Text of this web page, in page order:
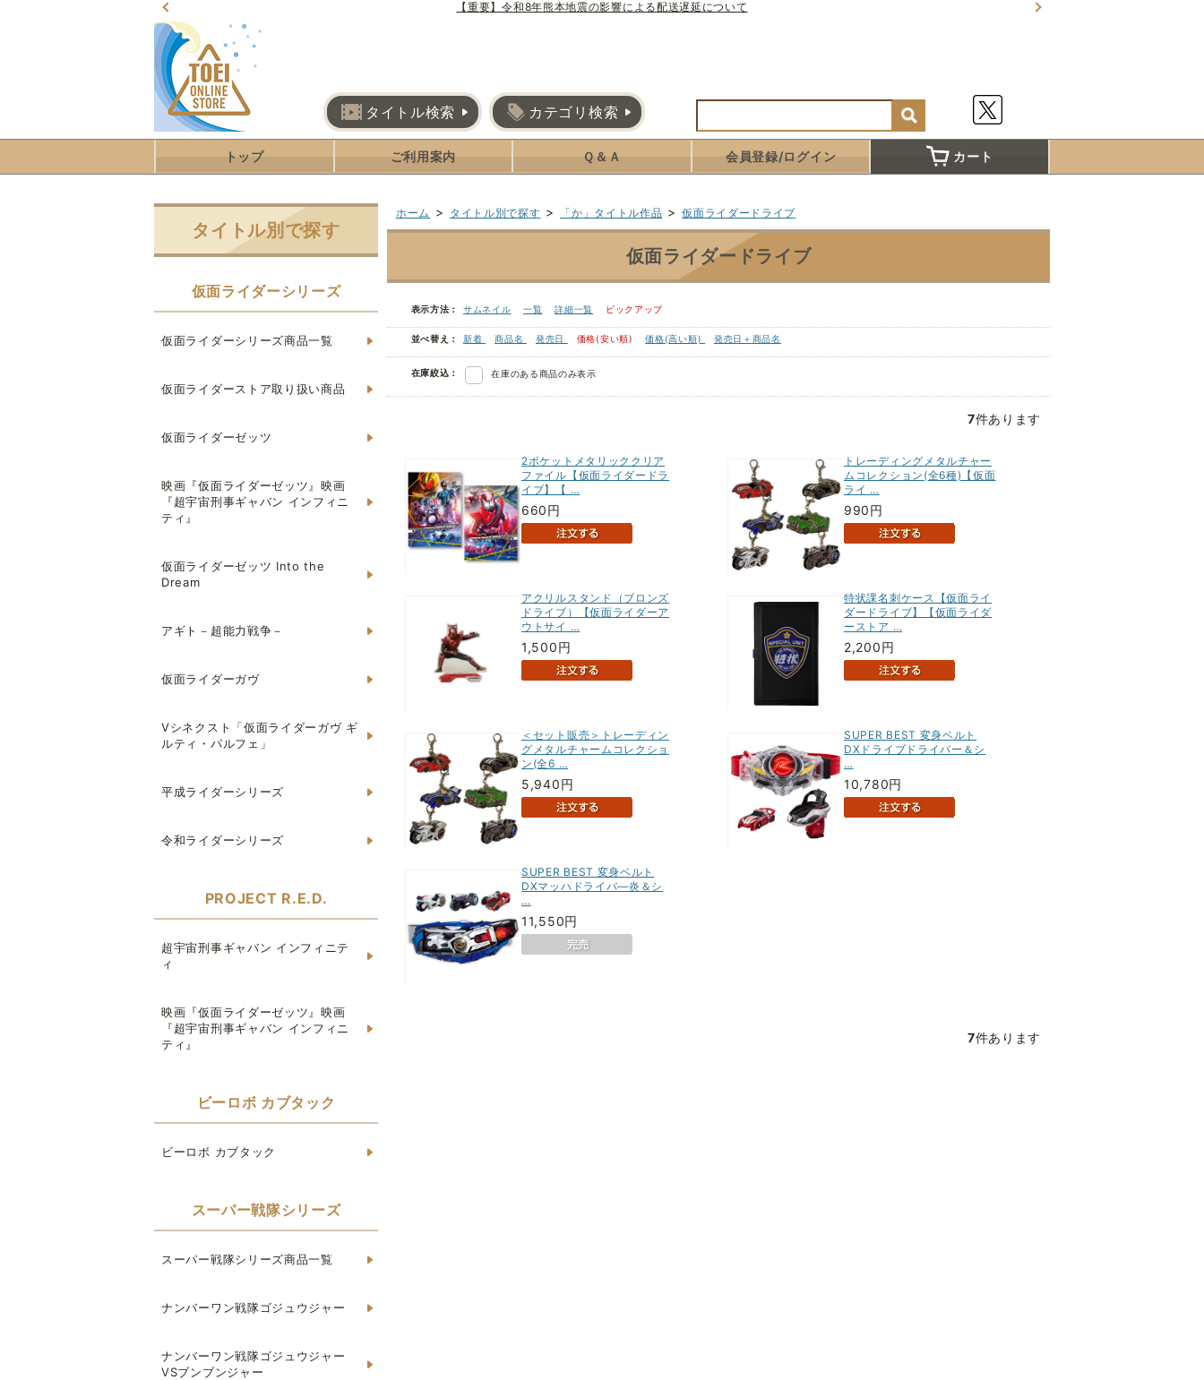
【重要】令和8年熊本地震の影響による配送遅延について
タイトル検索 カテゴリ検索
トップ ご利用案内 Ｑ＆Ａ 会員登録/ログイン カート
ホーム > タイトル別で探す > 「か」タイトル作品 > 仮面ライダードライブ
仮面ライダードライブ
表示方法： サムネイル 一覧 詳細一覧 ピックアップ
並べ替え： 新着 商品名 発売日 価格(安い順) 価格(高い順) 発売日＋商品名
在庫絞込： 在庫のある商品のみ表示
7件あります
2ポケットメタリッククリア
ファイル【仮面ライダードラ
イブ】【 …
660円
トレーディングメタルチャー
ムコレクション(全6種)【仮面
ライ …
990円
アクリルスタンド（ブロンズ
ドライブ）【仮面ライダーア
ウトサイ …
1,500円
特状課名刺ケース【仮面ライ
ダードライブ】【仮面ライダ
ーストア …
2,200円
＜セット販売＞トレーディン
グメタルチャームコレクショ
ン(全6 …
5,940円
SUPER BEST 変身ベルト
DXドライブドライバー＆シ
…
10,780円
SUPER BEST 変身ベルト
DXマッハドライバ―炎＆シ
…
11,550円
7件あります
タイトル別で探す
仮面ライダーシリーズ
仮面ライダーシリーズ商品一覧
仮面ライダーストア取り扱い商品
仮面ライダーゼッツ
映画『仮面ライダーゼッツ』映画
『超宇宙刑事ギャバン インフィニ
ティ』
仮面ライダーゼッツ Into the
Dream
アギト－超能力戦争－
仮面ライダーガヴ
Vシネクスト「仮面ライダーガヴ ギ
ルティ・パルフェ」
平成ライダーシリーズ
令和ライダーシリーズ
PROJECT R.E.D.
超宇宙刑事ギャバン インフィニテ
ィ
映画『仮面ライダーゼッツ』映画
『超宇宙刑事ギャバン インフィニ
ティ』
ビーロボ カブタック
ビーロボ カブタック
スーパー戦隊シリーズ
スーパー戦隊シリーズ商品一覧
ナンバーワン戦隊ゴジュウジャー
ナンバーワン戦隊ゴジュウジャー
VSブンブンジャー